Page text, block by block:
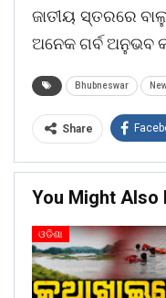
ଜାତୀୟ ସ୍ତରରେ
ଅନେକ ଗର୍ବ ଅନୁଭବ
Bhubneswar
Share
You Might Also
ଓଡିଶା